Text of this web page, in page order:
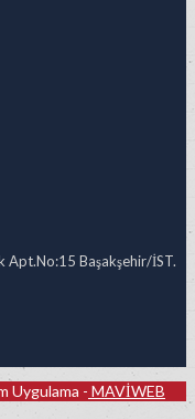
Apt.No:15 Başakşehir/İST.
Uygulama - MAVİWEB